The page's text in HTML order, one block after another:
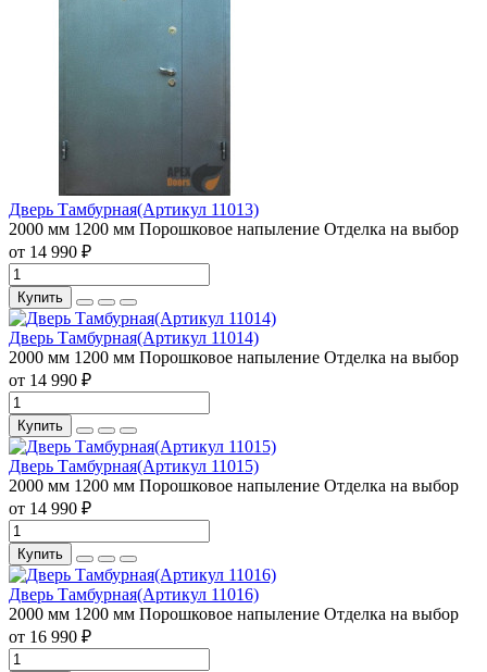
Дверь Тамбурная(Артикул 11013)
2000 мм 1200 мм Порошковое напыление Отделка на выбор
от 14 990 ₽
Купить
Дверь Тамбурная(Артикул 11014)
2000 мм 1200 мм Порошковое напыление Отделка на выбор
от 14 990 ₽
Купить
Дверь Тамбурная(Артикул 11015)
2000 мм 1200 мм Порошковое напыление Отделка на выбор
от 14 990 ₽
Купить
Дверь Тамбурная(Артикул 11016)
2000 мм 1200 мм Порошковое напыление Отделка на выбор
от 16 990 ₽